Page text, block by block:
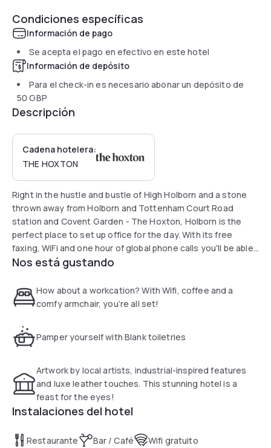
Condiciones específicas
Información de pago
Se acepta el pago en efectivo en este hotel
Información de depósito
Para el check-in es necesario abonar un depósito de
50 GBP
Descripción
Cadena hotelera:
THE HOXTON
Right in the hustle and bustle of High Holborn and a stone
thrown away from Holborn and Tottenham Court Road
station and Covent Garden - The Hoxton, Holborn is the
perfect place to set up office for the day. With its free
faxing, WiFi and one hour of global phone calls you'll be able
to stay connected all day long. There's also fresh milk, tea,
uninterrupted – unless of course you want to order room
service.
The Hoxton, Holborn opened its doors in September 2014
with 174 cleverly designed bedrooms, two restaurants -
with the Soho House Group, a destination bar and The
Apartment meetings and events space, they have
everything you might need all under one roof…
head on a bed for a few hours, The Hoxton, Holborn is the
Nos está gustando
How about a workcation? With Wifi, coffee and a
comfy armchair, you’re all set!
Pamper yourself with Blank toiletries
Artwork by local artists, industrial-inspired features
and luxe leather touches. This stunning hotel is a
feast for the eyes!
Instalaciones del hotel
Restaurante Bar / Café Wifi gratuito